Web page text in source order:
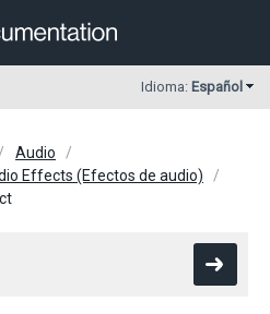
Idioma: Español
Audio
Effects (Efectos de audio)